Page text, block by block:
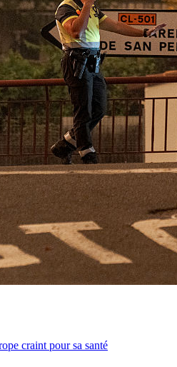
craint pour sa santé